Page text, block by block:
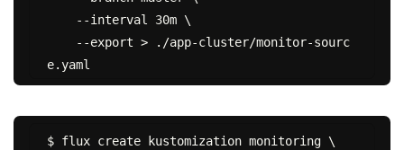
$ flux create kustomization monitoring \